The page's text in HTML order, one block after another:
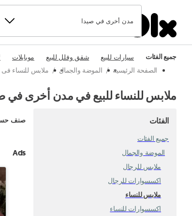
مدن أخرى في صيدا
جميع الفئات سيارات للبيع شقق وفلل للبيع موبايلات
الصفحة الرئيسية / الموضة والجمال / ملابس للنساء فى
ملابس للنساء للبيع في مدن أخرى في
الفئات
جميع الفئات
الموضة والجمال
ملابس للرجال
اكسسوارات للرجال
ملابس للنساء
اكسسوارات للنساء
صنف
Ads